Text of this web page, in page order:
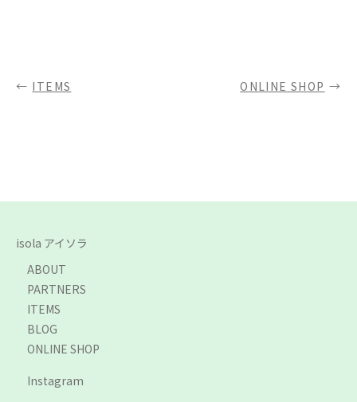
ITEMS ONLINE SHOP
isola アイソラ
ABOUT
PARTNERS
ITEMS
BLOG
ONLINE SHOP
Instagram